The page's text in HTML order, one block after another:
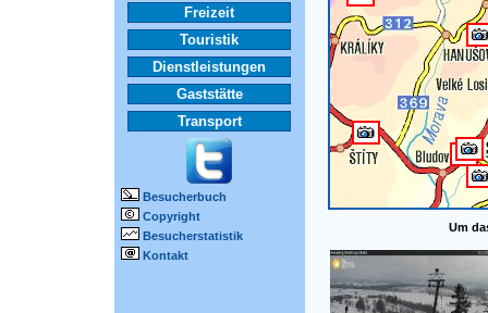
Freizeit
Touristik
Dienstleistungen
Gaststätte
Transport
Besucherbuch
Copyright
Besucherstatistik
Kontakt
Um